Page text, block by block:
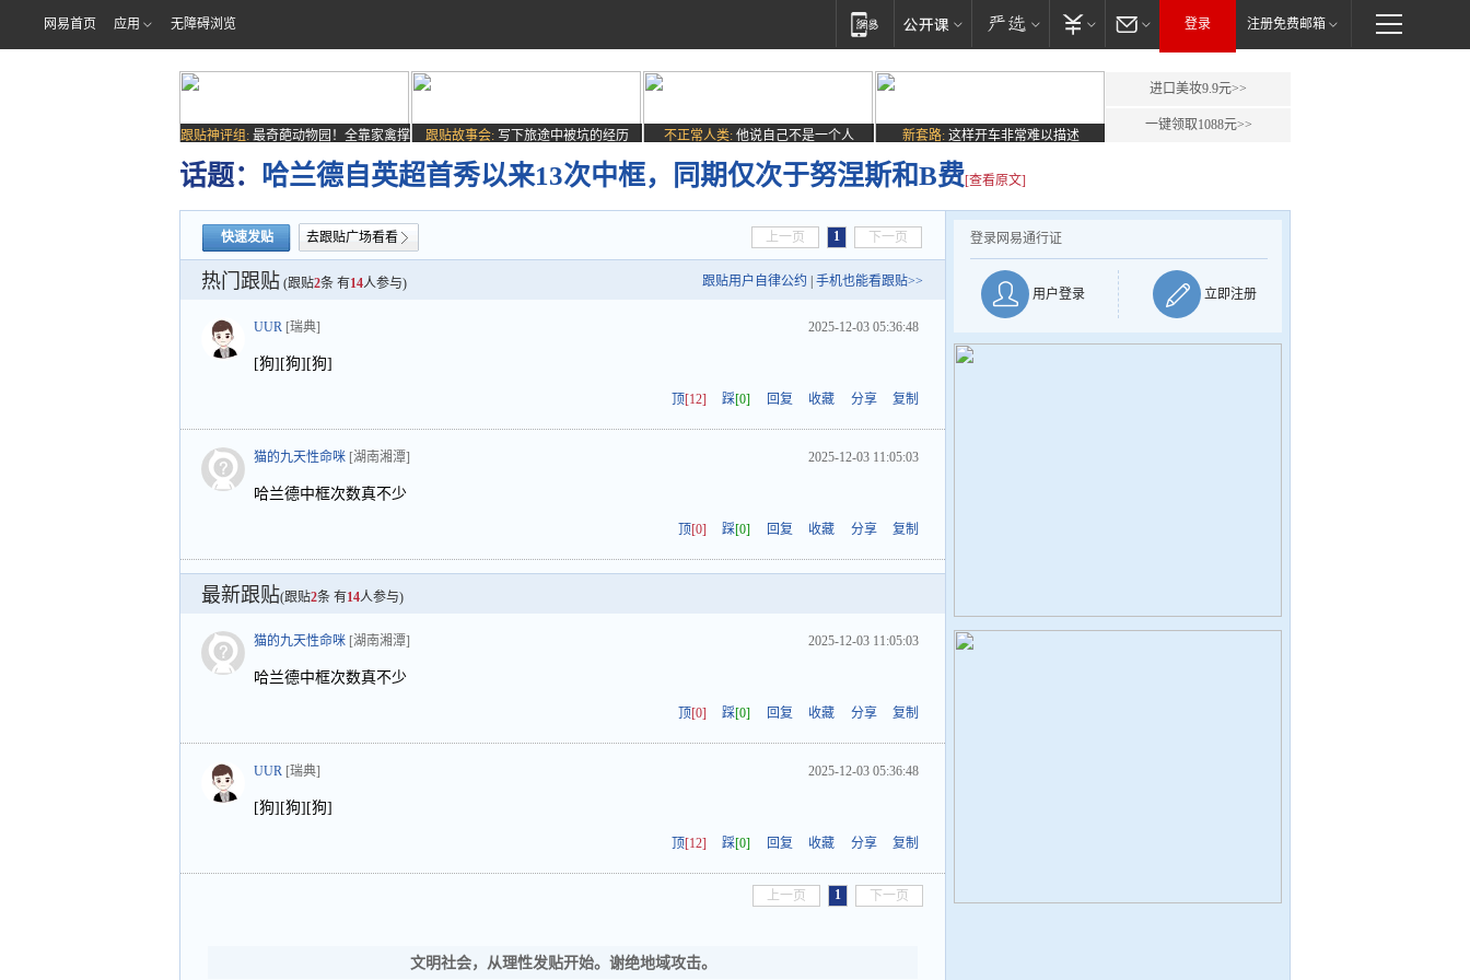
网易首页 应用 无障碍浏览 登录 注册免费邮箱
跟贴神评组: 最奇葩动物园！全靠家禽撑
场子
跟贴故事会: 写下旅途中被坑的经历 不正常人类: 他说自己不是一个人 新套路: 这样开车非常难以描述
进口美妆9.9元>>
一键领取1088元>>
话题： 哈兰德自英超首秀以来13次中框，同期仅次于努涅斯和B费[查看原文]
快速发贴 去跟贴广场看看 上一页 1 下一页
热门跟贴 (跟贴2条 有14人参与) 跟贴用户自律公约 手机也能看跟贴>>
UUR [瑞典] 2025-12-03 05:36:48
[狗][狗][狗]
顶[12] 踩[0] 回复 收藏 分享 复制
猫的九天性命咪 [湖南湘潭] 2025-12-03 11:05:03
哈兰德中框次数真不少
顶[0] 踩[0] 回复 收藏 分享 复制
最新跟贴(跟贴2条 有14人参与)
猫的九天性命咪 [湖南湘潭] 2025-12-03 11:05:03
哈兰德中框次数真不少
顶[0] 踩[0] 回复 收藏 分享 复制
UUR [瑞典] 2025-12-03 05:36:48
[狗][狗][狗]
顶[12] 踩[0] 回复 收藏 分享 复制
上一页 1 下一页
文明社会，从理性发贴开始。谢绝地域攻击。
登录网易通行证
用户登录 立即注册